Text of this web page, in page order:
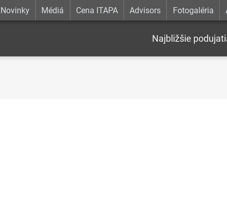
Novinky Médiá Cena ITAPA Advisors Fotogaléria
Najbližšie